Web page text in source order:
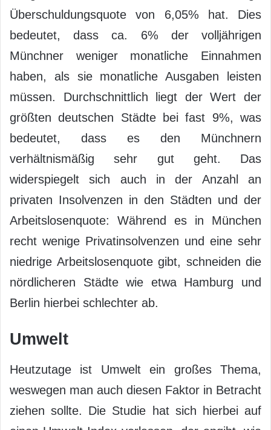
Überschuldungsquote von 6,05% hat. Dies
bedeutet, dass ca. 6% der volljährigen
Münchner weniger monatliche Einnahmen
haben, als sie monatliche Ausgaben leisten
müssen. Durchschnittlich liegt der Wert der
größten deutschen Städte bei fast 9%, was
bedeutet, dass es den Münchnern
verhältnismäßig sehr gut geht. Das
widerspiegelt sich auch in der Anzahl an
privaten Insolvenzen in den Städten und der
Arbeitslosenquote: Während es in München
recht wenige Privatinsolvenzen und eine sehr
niedrige Arbeitslosenquote gibt, schneiden die
nördlicheren Städte wie etwa Hamburg und
Berlin hierbei schlechter ab.
Umwelt
Heutzutage ist Umwelt ein großes Thema,
weswegen man auch diesen Faktor in Betracht
ziehen sollte. Die Studie hat sich hierbei auf